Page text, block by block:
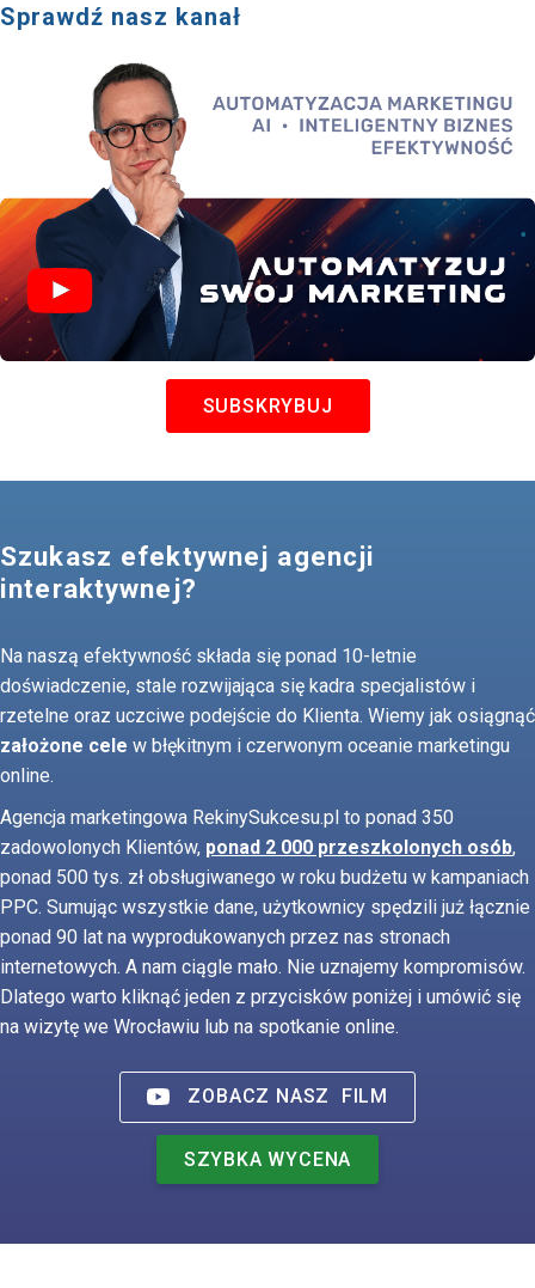
Sprawdź nasz kanał
SUBSKRYBUJ
Szukasz efektywnej agencji
interaktywnej?
Na naszą efektywność składa się ponad 10-letnie
doświadczenie, stale rozwijająca się kadra specjalistów i
rzetelne oraz uczciwe podejście do Klienta. Wiemy jak osiągnąć
założone cele w błękitnym i czerwonym oceanie marketingu
online.
Agencja marketingowa RekinySukcesu.pl to ponad 350
zadowolonych Klientów, ponad 2 000 przeszkolonych osób,
ponad 500 tys. zł obsługiwanego w roku budżetu w kampaniach
PPC. Sumując wszystkie dane, użytkownicy spędzili już łącznie
ponad 90 lat na wyprodukowanych przez nas stronach
internetowych. A nam ciągle mało. Nie uznajemy kompromisów.
Dlatego warto kliknąć jeden z przycisków poniżej i umówić się
na wizytę we Wrocławiu lub na spotkanie online.
ZOBACZ NASZ FILM
SZYBKA WYCENA